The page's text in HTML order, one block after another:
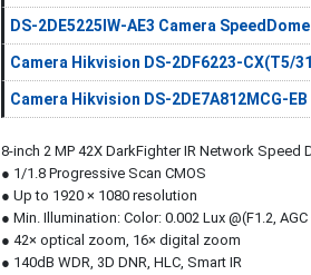
DS-2DE5225IW-AE3 Camera
Camera Hikvision DS-2DF6223-CX(T5/
Camera Hikvision DS-2DE7A812MCG-EB
8-inch 2 MP 42X DarkFighter IR Network Speed
● 1/1.8 Progressive Scan CMOS
● Up to 1920 × 1080 resolution
● Min. Illumination: Color: 0.002 Lux @(F1.2,
● 42× optical zoom, 16× digital zoom
● 140dB WDR, 3D DNR, HLC, Smart IR